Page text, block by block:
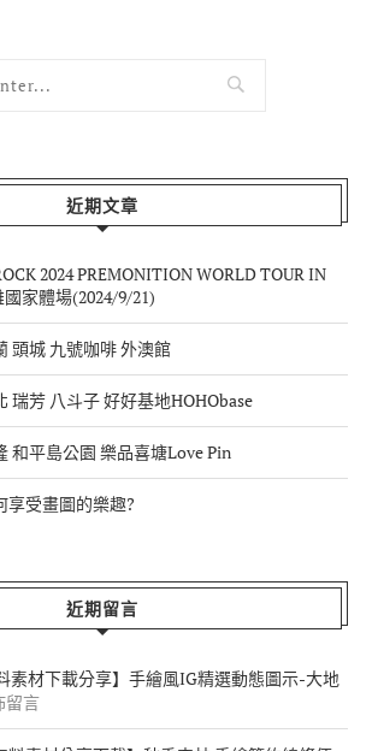
近期文章
2024 PREMONITION WORLD TOUR IN
家體場(2024/9/21)
頭城 九號咖啡 外澳館
瑞芳 八斗子 好好基地HOHObase
和平島公園 樂品喜塘Love Pin
享受畫圖的樂趣?
近期留言
素材下載分享】手繪風IG精選動態圖示-大地
留言